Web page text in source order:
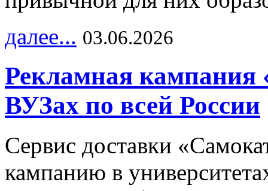
далее... 03.06.2026
Рекламная кампания
ВУЗах по всей России
Сервис доставки
кампанию в